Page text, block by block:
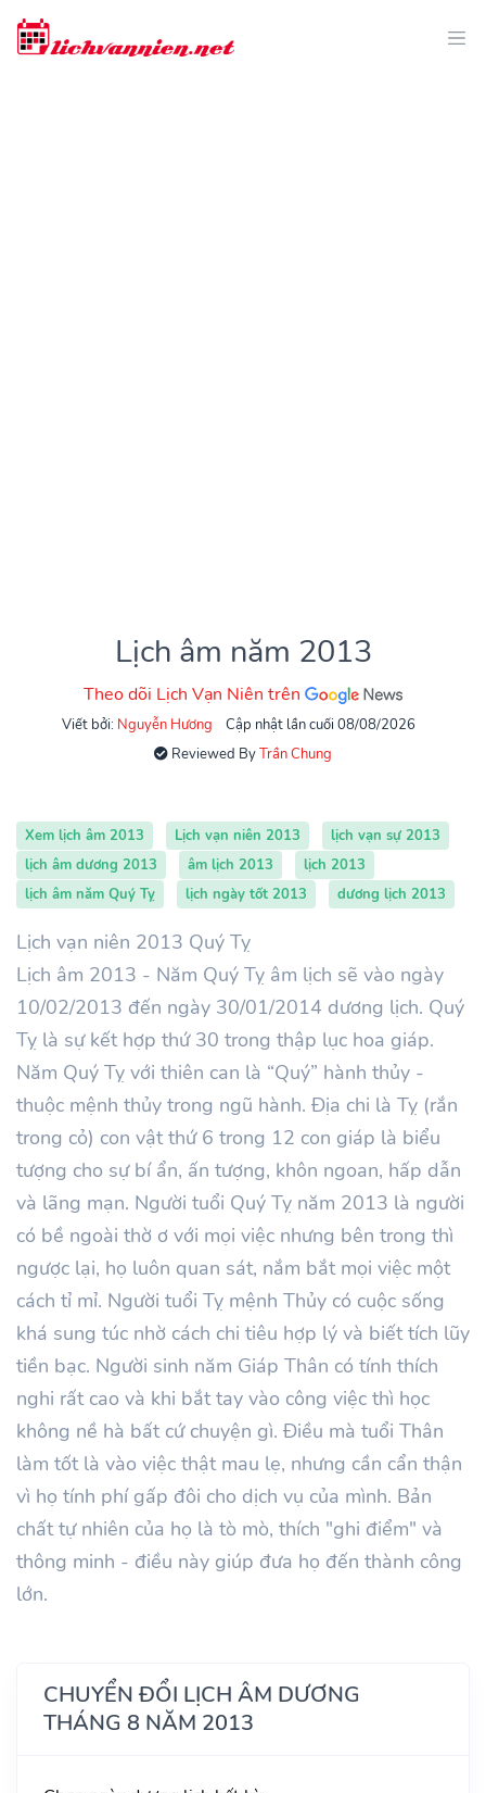
Lịch âm năm 2013
Theo dõi Lịch Vạn Niên trên
Viết bởi: Nguyễn Hương
Cập nhật lần cuối 08/08/2026
Reviewed ByTrần Chung
Xem lịch âm 2013 Lịch vạn niên 2013
lịch vạn sự 2013
lịch âm dương 2013
âm lịch 2013
lịch 2013
lịch âm năm Quý Tỵ
lịch ngày tốt 2013 dương lịch 2013
Lịch vạn niên 2013 Quý Tỵ
Lịch âm 2013 - Năm Quý Tỵ âm lịch sẽ vào ngày
10/02/2013 đến ngày 30/01/2014 dương lịch. Quý
Tỵ là sự kết hợp thứ 30 trong thập lục hoa giáp.
Năm Quý Tỵ với thiên can là “Quý” hành thủy -
thuộc mệnh thủy trong ngũ hành. Địa chi là Tỵ (rắn
trong cỏ) con vật thứ 6 trong 12 con giáp là biểu
tượng cho sự bí ẩn, ấn tượng, khôn ngoan, hấp dẫn
và lãng mạn. Người tuổi Quý Tỵ năm 2013 là người
có bề ngoài thờ ơ với mọi việc nhưng bên trong thì
ngược lại, họ luôn quan sát, nắm bắt mọi việc một
cách tỉ mỉ. Người tuổi Tỵ mệnh Thủy có cuộc sống
khá sung túc nhờ cách chi tiêu hợp lý và biết tích lũy
tiền bạc. Người sinh năm Giáp Thân có tính thích
nghi rất cao và khi bắt tay vào công việc thì học
không nề hà bất cứ chuyện gì. Điều mà tuổi Thân
làm tốt là vào việc thật mau lẹ, nhưng cần cẩn thận
vì họ tính phí gấp đôi cho dịch vụ của mình. Bản
chất tự nhiên của họ là tò mò, thích "ghi điểm" và
thông minh - điều này giúp đưa họ đến thành công
lớn.
CHUYỂN ĐỔI LỊCH ÂM DƯƠNG
THÁNG 8 NĂM 2013